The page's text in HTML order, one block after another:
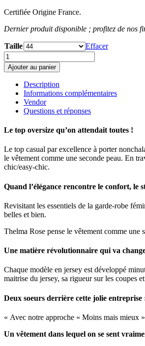
Certifiée Origine France.
Dernier produit disponible ; profitez de nos
Taille
Effacer
quantité
de
Top
Tess
Ajouter au panier
Description
Informations complémentaires
Vendor
Questions et réponses
Le top oversize qu’on attendait toutes !
Le top casual par excellence à porter
le vêtement comme une seconde peau. En
chic/easy-chic.
Quand l’élégance rencontre le confort,
Revisitant les essentiels de la garde-robe
belles et bien.
Thelma Rose pense le vêtement comme
Une matière révolutionnaire qui va
Chaque modèle en jersey est développé
maitrise du jersey, sa rigueur sur les coupes
Deux soeurs derrière cette jolie entreprise
« Avec notre approche « Moins mais mieux
Un vêtement dans lequel on se sent